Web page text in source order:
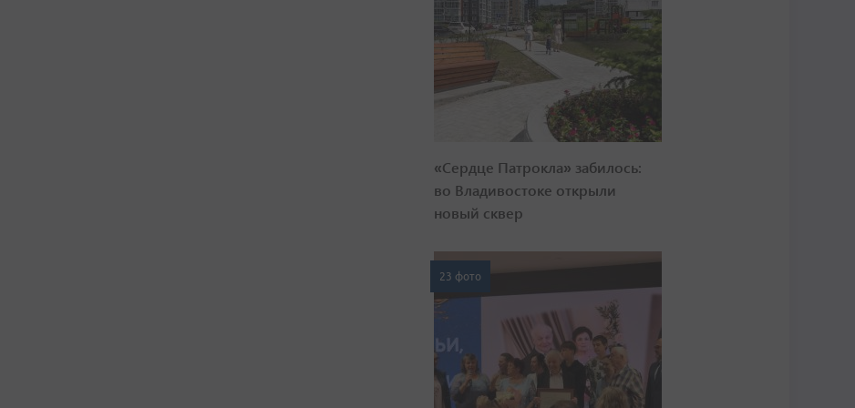
«Сердце Патрокла» забилось:
во Владивостоке открыли
новый сквер
23 фото